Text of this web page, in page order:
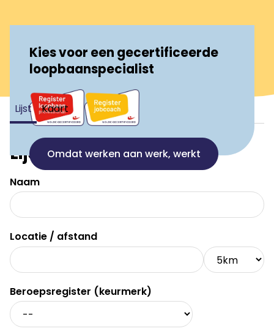
Kies voor een gecertificeerde
loopbaanspecialist
Omdat werken aan werk, werkt
Lijst Kaart
Lijst
Naam
Locatie / afstand
Beroepsregister (keurmerk)